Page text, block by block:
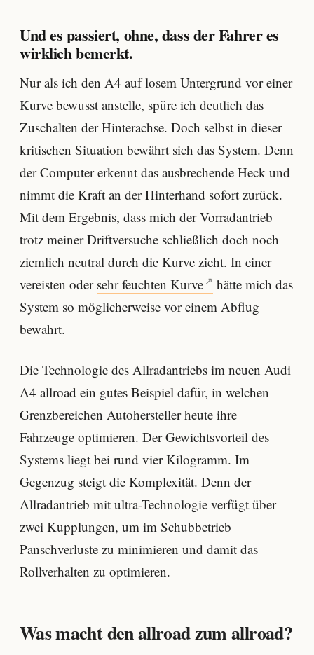
Und es passiert, ohne, dass der Fahrer es
wirklich bemerkt.
Nur als ich den A4 auf losem Untergrund vor einer
Kurve bewusst anstelle, spüre ich deutlich das
Zuschalten der Hinterachse. Doch selbst in dieser
kritischen Situation bewährt sich das System. Denn
der Computer erkennt das ausbrechende Heck und
nimmt die Kraft an der Hinterhand sofort zurück.
Mit dem Ergebnis, dass mich der Vorradantrieb
trotz meiner Driftversuche schließlich doch noch
ziemlich neutral durch die Kurve zieht. In einer
vereisten oder sehr feuchten Kurve
hätte mich das
System so möglicherweise vor einem Abflug
bewahrt.
Die Technologie des Allradantriebs im neuen Audi
A4 allroad ein gutes Beispiel dafür, in welchen
Grenzbereichen Autohersteller heute ihre
Fahrzeuge optimieren. Der Gewichtsvorteil des
Systems liegt bei rund vier Kilogramm. Im
Gegenzug steigt die Komplexität. Denn der
Allradantrieb mit ultra-Technologie verfügt über
zwei Kupplungen, um im Schubbetrieb
Panschverluste zu minimieren und damit das
Rollverhalten zu optimieren.
Was macht den allroad zum allroad?